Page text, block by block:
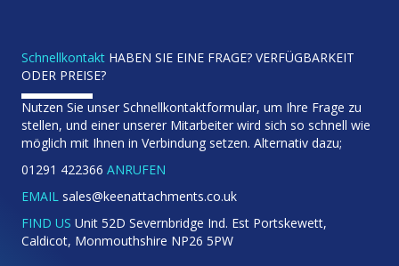
Schnellkontakt HABEN SIE EINE FRAGE? VERFÜGBARKEIT
ODER PREISE?
Nutzen Sie unser Schnellkontaktformular, um Ihre Frage zu
stellen, und einer unserer Mitarbeiter wird sich so schnell wie
möglich mit Ihnen in Verbindung setzen. Alternativ dazu;
01291 422366 ANRUFEN
EMAIL sales@keenattachments.co.uk
FIND US Unit 52D Severnbridge Ind. Est Portskewett,
Caldicot, Monmouthshire NP26 5PW